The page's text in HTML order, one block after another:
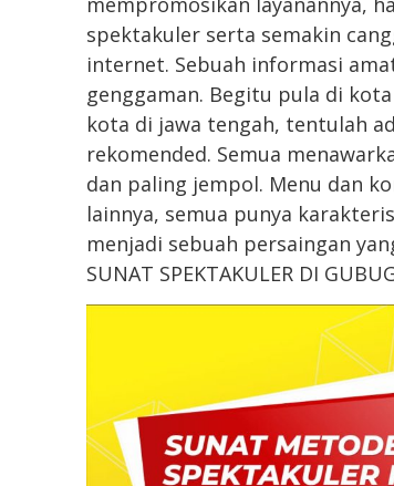
spektakuler serta semakin
internet. Sebuah informasi
genggaman. Begitu pula di
kota di jawa tengah, tentulah
rekomended. Semua
dan paling jempol. Menu dan
lainnya, semua punya
menjadi sebuah persaingan
SUNAT SPEKTAKULER DI